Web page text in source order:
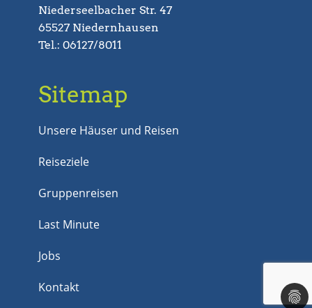
Niederseelbacher Str. 47
65527 Niedernhausen
Tel.: 06127/8011
Sitemap
Unsere Häuser und Reisen
Reiseziele
Gruppenreisen
Last Minute
Jobs
Kontakt